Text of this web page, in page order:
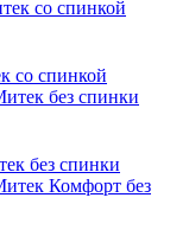
со спинкой
без спинки